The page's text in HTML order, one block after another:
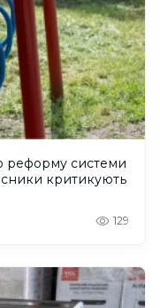
реформу системи
критикують
129